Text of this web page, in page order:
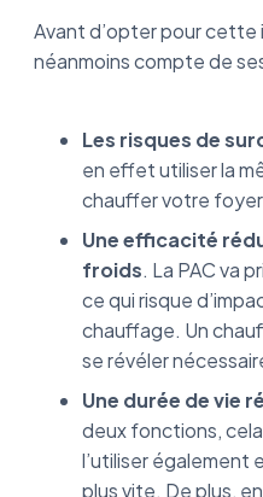
Avant d’opter pour
néanmoins compte de
Les risques de
en effet utiliser la
chauffer votre
Une efficacité
froids. La PAC va
ce qui risque
chauffage. Un
se révéler
Une durée de vie
deux fonctions,
l’utiliser également
plus vite. De plus,